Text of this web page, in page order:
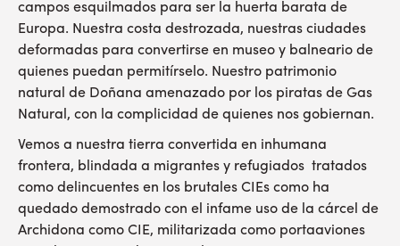
campos esquilmados para ser la huerta barata de
Europa. Nuestra costa destrozada, nuestras ciudades
deformadas para convertirse en museo y balneario de
quienes puedan permitírselo. Nuestro patrimonio
natural de Doñana amenazado por los piratas de Gas
Natural, con la complicidad de quienes nos gobiernan.
Vemos a nuestra tierra convertida en inhumana
frontera, blindada a migrantes y refugiados tratados
como delincuentes en los brutales CIEs como ha
quedado demostrado con el infame uso de la cárcel de
Archidona como CIE, militarizada como portaaviones